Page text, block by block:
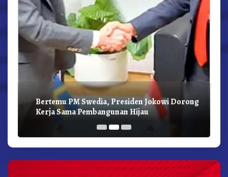
Bertemu PM Swedia, Presiden Jokowi Dorong
Kerja Sama Pembangunan Hijau